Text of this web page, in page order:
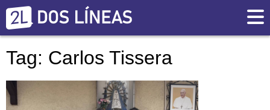
Tag: Carlos Tissera